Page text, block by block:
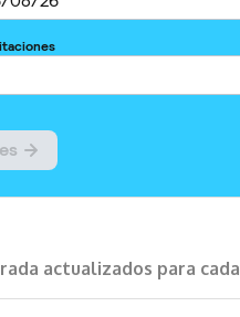
actualizados para